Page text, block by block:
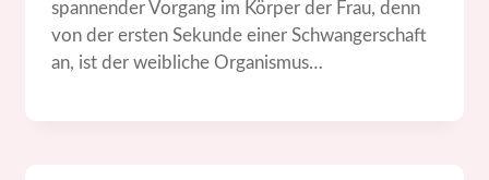
spannender Vorgang im Körper der Frau, denn
von der ersten Sekunde einer Schwangerschaft
an, ist der weibliche Organismus…